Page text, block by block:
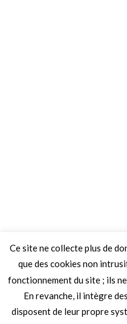
Ce site ne collecte plus de
que des cookies non
fonctionnement du site ; ils
En revanche, il intègre
disposent de leur propre